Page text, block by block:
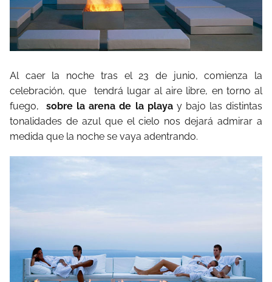
Al caer la noche tras el 23 de junio, comienza la
celebración, que tendrá lugar al aire libre, en torno al
fuego,
sobre la arena de la playay bajo las distintas
tonalidades de azul que el cielo nos dejará admirar a
medida que la noche se vaya adentrando.